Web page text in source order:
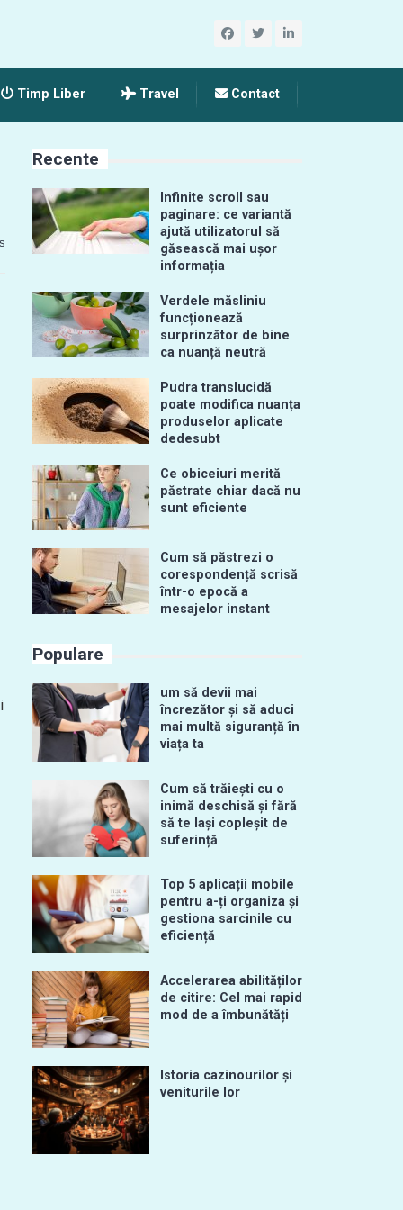
Timp Liber Travel Contact
Recente
Infinite scroll sau
paginare: ce variantă
ajută utilizatorul să
găsească mai ușor
informația
Verdele măsliniu
funcționează
surprinzător de bine
ca nuanță neutră
Pudra translucidă
poate modifica nuanța
produselor aplicate
dedesubt
Ce obiceiuri merită
păstrate chiar dacă nu
sunt eficiente
Cum să păstrezi o
corespondență scrisă
într-o epocă a
mesajelor instant
Populare
um să devii mai
încrezător și să aduci
mai multă siguranță în
viața ta
Cum să trăiești cu o
inimă deschisă și fără
să te lași copleșit de
suferință
Top 5 aplicații mobile
pentru a-ți organiza și
gestiona sarcinile cu
eficiență
Accelerarea abilităților
de citire: Cel mai rapid
mod de a îmbunătăți
Istoria cazinourilor și
veniturile lor